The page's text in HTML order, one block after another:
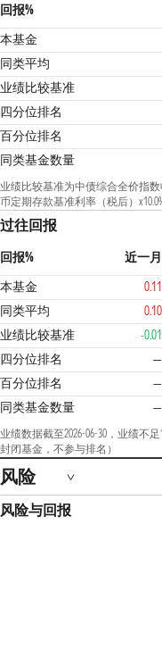
回报%
本基金
同类平均
业绩比较基准
四分位排名
百分位排名
同类基金数量
业绩比较基准为中债综合全价指数
币定期存款基准利率（税后）
过往回报
回报% 近一月
本基金
0.11
同类平均
0.10
业绩比较基准
-0.01
四分位排名
—
百分位排名
—
同类基金数量
—
业绩数据截至2026-06-30，业绩不
封闭基金，不参与排名）
风险
风险与回报